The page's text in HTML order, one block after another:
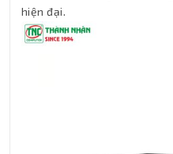
hiện đại.